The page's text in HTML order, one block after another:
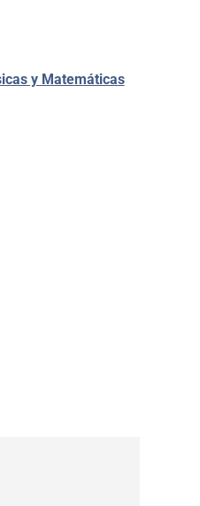
y Matemáticas